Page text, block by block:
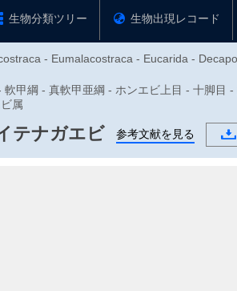
生物分類ツリー 生物出現レコード
- Eumalacostraca - Eucarida -
甲綱 - 真軟甲亜綱 - ホンエビ上目 - 十脚目
属
テナガエビ 参考文献を見る